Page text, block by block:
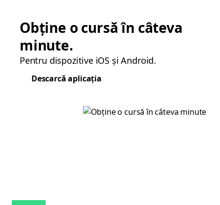
Obține o cursă în câteva
minute.
Pentru dispozitive iOS și Android.
Descarcă aplicația